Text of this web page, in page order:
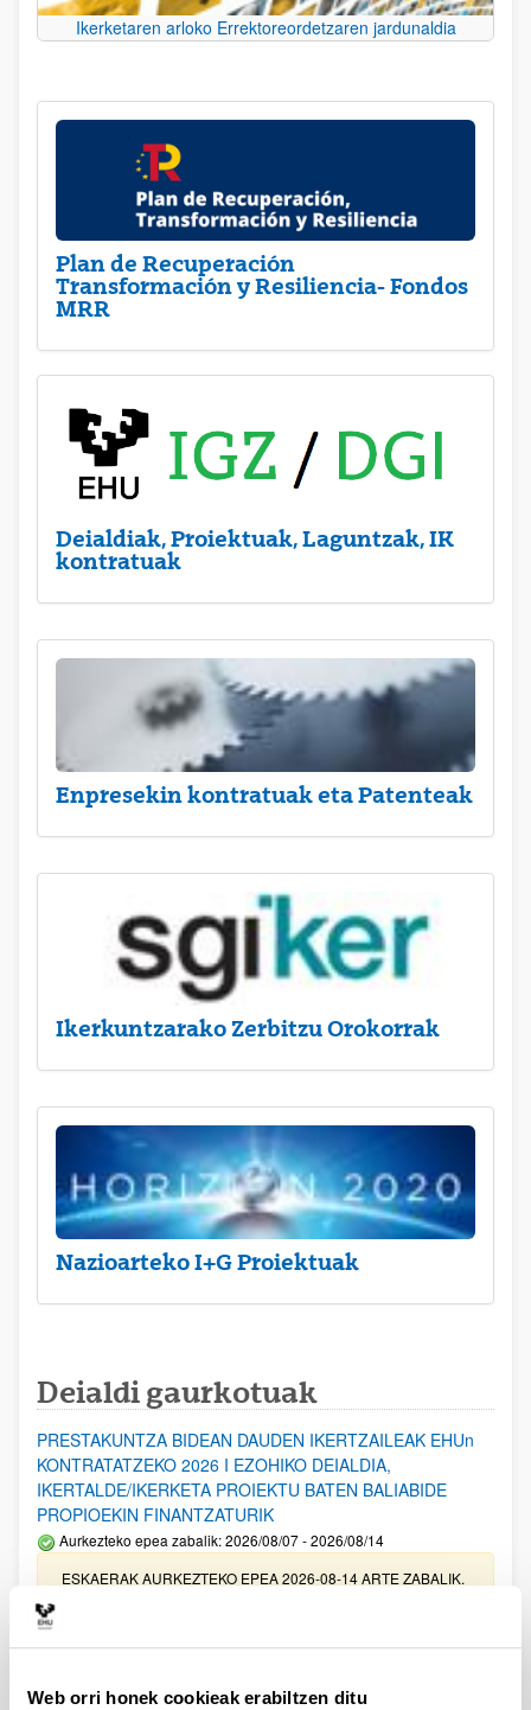
Web orri honek cookieak erabiltzen ditu
Ikerketaren arloko Errektoreordetzaren jardunaldia
Plan de Recuperación
Transformación y Resiliencia- Fondos
MRR
Deialdiak, Proiektuak, Laguntzak, IK
kontratuak
Enpresekin kontratuak eta Patenteak
Ikerkuntzarako Zerbitzu Orokorrak
Nazioarteko I+G Proiektuak
Deialdi gaurkotuak
PRESTAKUNTZA BIDEAN DAUDEN IKERTZAILEAK EHUn
KONTRATATZEKO 2026 I EZOHIKO DEIALDIA,
IKERTALDE/IKERKETA PROIEKTU BATEN BALIABIDE
PROPIOEKIN FINANTZATURIK
Aurkezteko epea zabalik: 2026/08/07 - 2026/08/14
ESKAERAK AURKEZTEKO EPEA 2026-08-14 ARTE ZABALIK.
UPV/EHUn Azpiegitura Zientifikoa eta Funts Bibliografikoak